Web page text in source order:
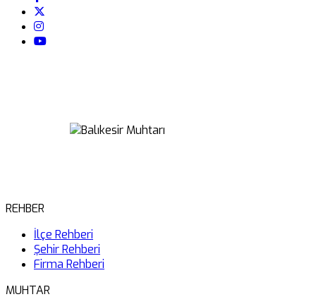
REHBER
İlçe Rehberi
Şehir Rehberi
Firma Rehberi
MUHTAR